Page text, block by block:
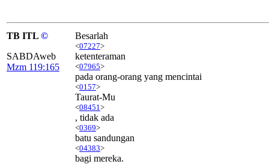
TB ITL ©
SABDAweb
Mzm 119:165
Besarlah
<07227>
ketenteraman
<07965>
pada orang-orang yang mencintai
<0157>
Taurat-Mu
<08451 >
, tidak ada
<0369>
batu sandungan
<04383>
bagi mereka.